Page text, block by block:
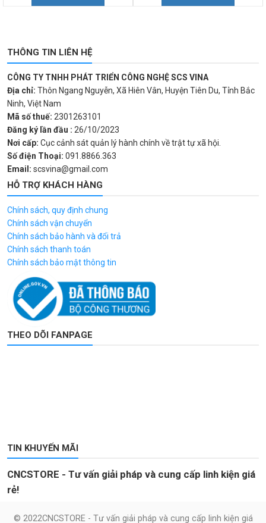
THÔNG TIN LIÊN HỆ
CÔNG TY TNHH PHÁT TRIỂN CÔNG NGHỆ SCS VINA
Địa chỉ: Thôn Ngang Nguyễn, Xã Hiên Vân, Huyện Tiên Du, Tỉnh Bắc
Ninh, Việt Nam
Mã số thuế: 2301263101
Đăng ký lần đầu : 26/10/2023
Nơi cấp: Cục cảnh sát quản lý hành chính về trật tự xã hội.
Số điện Thoại: 091.8866.363
Email: scsvina@gmail.com
HỖ TRỢ KHÁCH HÀNG
Chính sách, quy định chung
Chính sách vận chuyển
Chính sách bảo hành và đổi trả
Chính sách thanh toán
Chính sách bảo mật thông tin
THEO DÕI FANPAGE
TIN KHUYẾN MÃI
CNCSTORE - Tư vấn giải pháp và cung cấp linh kiện giá
rẻ!
© 2022CNCSTORE - Tư vấn giải pháp và cung cấp linh kiện giá